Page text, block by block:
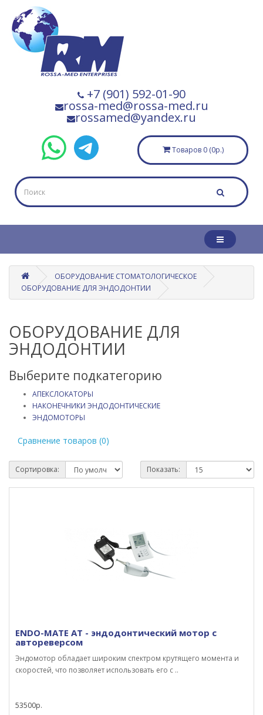
+7 (901) 592-01-90
rossa-med@rossa-med.ru
rossamed@yandex.ru
Товаров 0 (0р.)
ОБОРУДОВАНИЕ СТОМАТОЛОГИЧЕСКОЕ
ОБОРУДОВАНИЕ ДЛЯ ЭНДОДОНТИИ
ОБОРУДОВАНИЕ ДЛЯ
ЭНДОДОНТИИ
Выберите подкатегорию
АПЕКСЛОКАТОРЫ
НАКОНЕЧНИКИ ЭНДОДОНТИЧЕСКИЕ
ЭНДОМОТОРЫ
Сравнение товаров (0)
Сортировка: Показать:
ENDO-MATE AT - эндодонтический мотор с
автореверсом
Эндомотор обладает широким спектром крутящего момента и
скоростей, что позволяет использовать его с ..
53500р.